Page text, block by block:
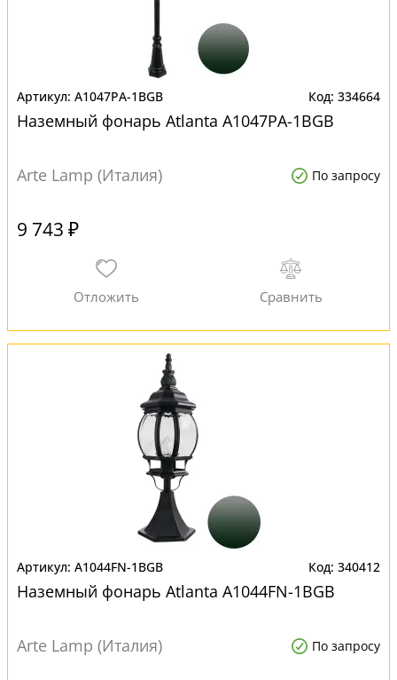
A1047PA-1BGB 334664
Наземный фонарь Atlanta A1047PA-1BGB
Arte Lamp (Италия) По запросу
9 743 ₽
A1044FN-1BGB 340412
Наземный фонарь Atlanta A1044FN-1BGB
Arte Lamp (Италия) По запросу